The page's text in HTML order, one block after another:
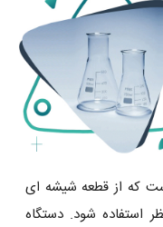
که از قطعه شیشه ای
استفاده شود. دستگاه